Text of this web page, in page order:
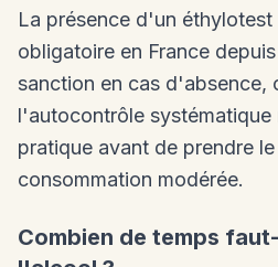
La présence d'un
obligatoire en France
sanction en cas d'absence,
l'autocontrôle systématique
pratique avant de prendre
consommation modérée.
Combien de temps